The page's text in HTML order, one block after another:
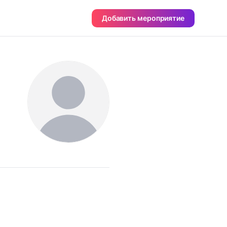
Добавить мероприятие